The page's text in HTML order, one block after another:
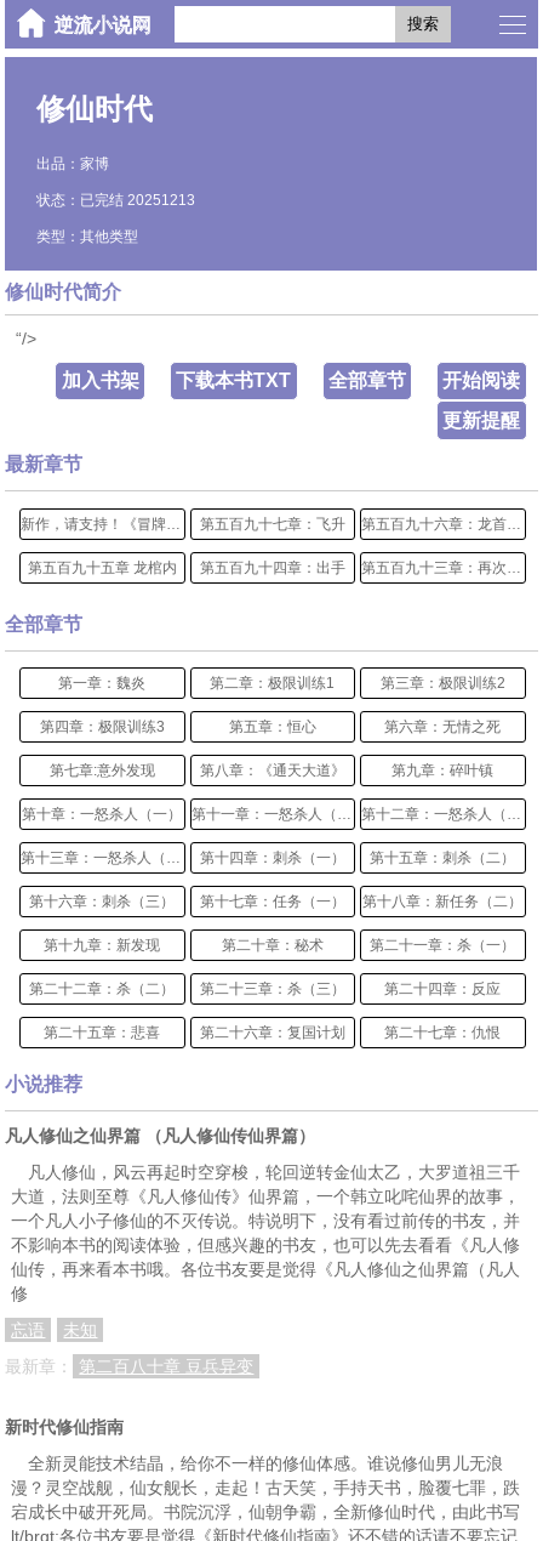
搜索
修仙时代
出品：家博
状态：已完结 20251213
类型：其他类型
修仙时代简介
“/>
开始阅读
全部章节
下载本书TXT
加入书架
更新提醒
最新章节
第五百九十七章：飞升 第五百九十六章：龙首诡异
第五百九十五章 龙棺内 第五百九十四章：出手
全部章节
第一章：魏炎 第二章：极限训练1 第三章：极限训练2
第四章：极限训练3 第五章：恒心 第六章：无情之死
第七章:意外发现 第八章：《通天大道》 第九章：碎叶镇
第十章：一怒杀人（一） 第十一章：一怒杀人（二） 第十二章：一怒杀人（三）
第十三章：一怒杀人（四） 第十四章：刺杀（一） 第十五章：刺杀（二）
第十六章：刺杀（三） 第十七章：任务（一） 第十八章：新任务（二）
第十九章：新发现 第二十章：秘术 第二十一章：杀（一）
第二十二章：杀（二） 第二十三章：杀（三） 第二十四章：反应
第二十五章：悲喜 第二十六章：复国计划 第二十七章：仇恨
第二十八章：重返如春谷
第三十四章：形式大转 (上) 第三十五章：形式大转（下） 第三十六章：紫角怪兽
第三十七章：一波三折 第三十八章：绿眼蛇怪 第三十九章： 司马长风
第四十章：交手 第四十一章：忧思 第四十二章：紫月星
第四十六章：司马老贼
第四十九章：虚幻袋 第五十章：疑问
第五十二章：惊讶
第五十五章： 决定 第五十六章：公开的挑衅 第五十七章：幻剑阵
第五十八章：炎儿 第五十九章：雌雄 第六十章：触角巨兽
小说推荐
凡人修仙之仙界篇 （凡人修仙传仙界篇）
凡人修仙，风云再起时空穿梭，轮回逆转金仙太乙，大罗道祖三千
大道，法则至尊《凡人修仙传》仙界篇，一个韩立叱咤仙界的故事，
一个凡人小子修仙的不灭传说。特说明下，没有看过前传的书友，并
不影响本书的阅读体验，但感兴趣的书友，也可以先去看看《凡人修
仙传，再来看本书哦。各位书友要是觉得《凡人修仙之仙界篇（凡人
修
忘语
未知
最新章：
第二百八十章 豆兵异变
新时代修仙指南
全新灵能技术结晶，给你不一样的修仙体感。谁说修仙男儿无浪
漫？灵空战舰，仙女舰长，走起！古天笑，手持天书，脸覆七罪，跌
宕成长中破开死局。书院沉浮，仙朝争霸，全新修仙时代，由此书写
lt/brgt;各位书友要是觉得《新时代修仙指南》还不错的话请不要忘记